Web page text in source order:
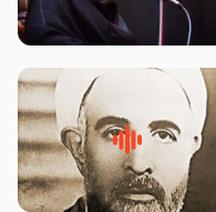
روضه جانسوز پاره های جگر امام
حسن مجتبی علیه السلام-حجت
روضه‌ی مجلس یزید ملعون و
اسارت اهل‌بیت علیهم‌السلام –